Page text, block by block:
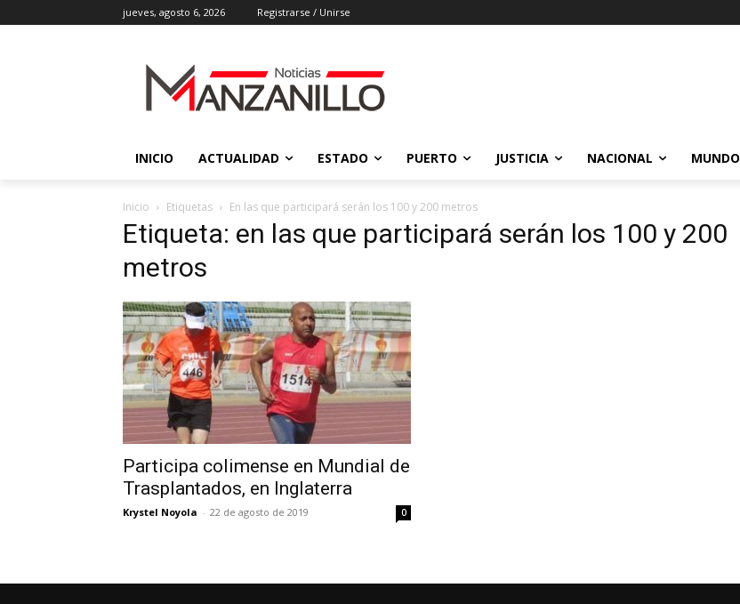
jueves, agosto 6, 2026 Registrarse / Unirse
INICIO ACTUALIDAD ESTADO PUERTO JUSTICIA NACIONAL MUNDO
Inicio Etiquetas En las que participará serán los 100 y 200 metros
Etiqueta: en las que participará serán los 100 y 200
metros
Participa colimense en Mundial de
Trasplantados, en Inglaterra
Krystel Noyola - 22 de agosto de 2019 0